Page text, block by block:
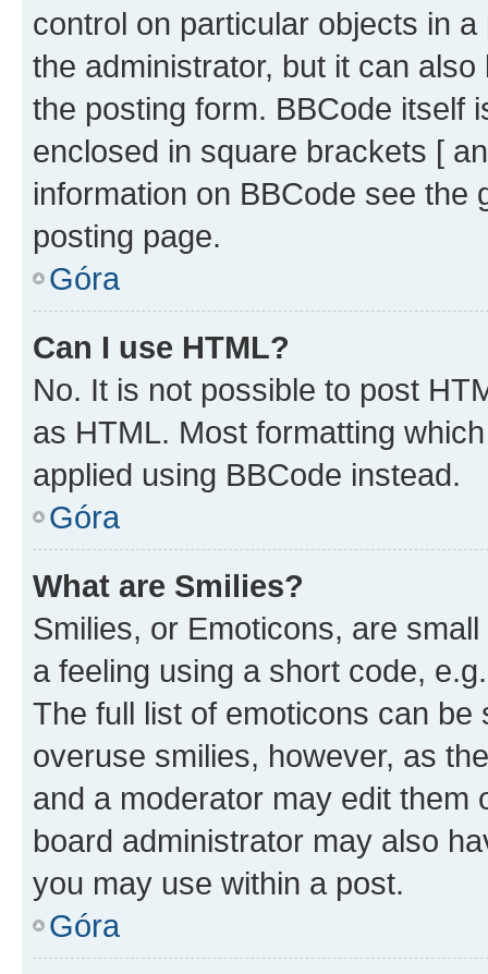
control on particular objects in
the administrator, but it can
the posting form. BBCode itself
enclosed in square brackets [
information on BBCode see
posting page.
Góra
Can I use HTML?
No. It is not possible to post
as HTML. Most formatting
applied using BBCode instead.
Góra
What are Smilies?
Smilies, or Emoticons, are
a feeling using a short code,
The full list of emoticons can
overuse smilies, however, as
and a moderator may edit them
board administrator may also
you may use within a post.
Góra